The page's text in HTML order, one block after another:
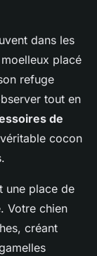
dans les
placé
refuge
tout en
de
cocon
une place de
Votre chien
créant